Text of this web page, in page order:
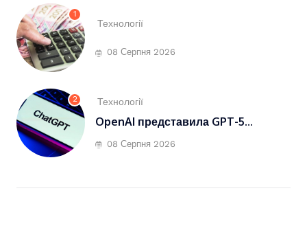
1
Технології
08 Серпня 2026
2 Технології
OpenAI представила GPT-5...
08 Серпня 2026